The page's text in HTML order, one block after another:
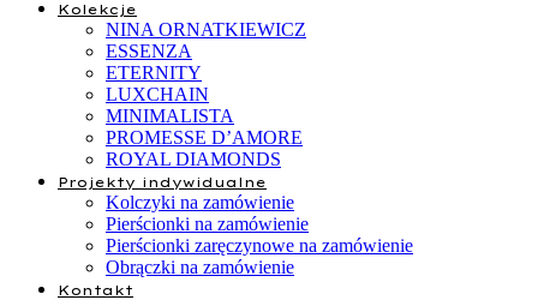
Kolekcje
NINA ORNATKIEWICZ
ESSENZA
ETERNITY
LUXCHAIN
MINIMALISTA
PROMESSE D’AMORE
ROYAL DIAMONDS
Projekty indywidualne
Kolczyki na zamówienie
Pierścionki na zamówienie
Pierścionki zaręczynowe na zamówienie
Obrączki na zamówienie
Kontakt